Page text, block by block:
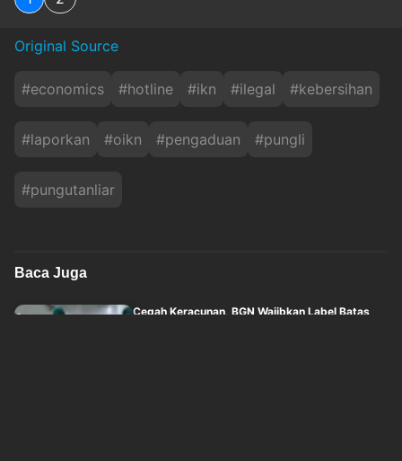
Original Source
#economics #hotline #ikn #ilegal #kebersihan
#laporkan #oikn #pengaduan #pungli
#pungutanliar
Baca Juga
Cegah Keracunan, BGN Wajibkan Label Batas